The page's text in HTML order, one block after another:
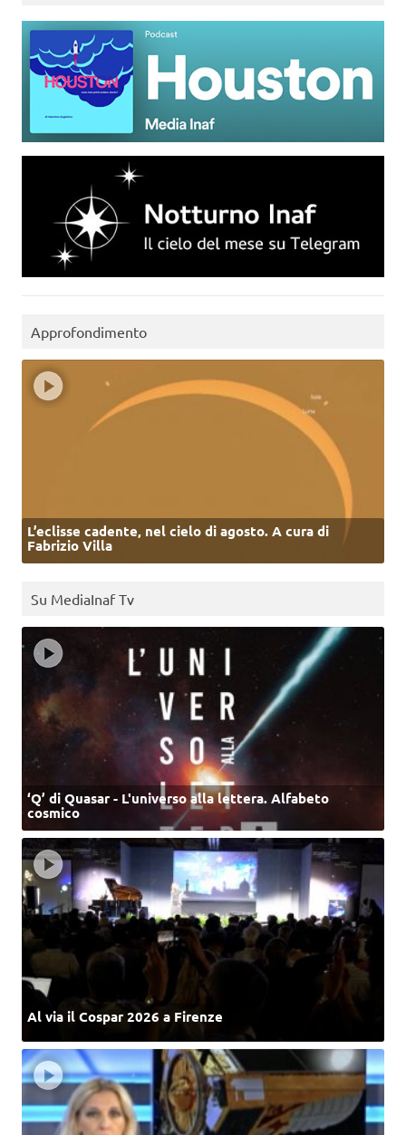
Approfondimento
L’eclisse cadente, nel cielo di agosto. A cura di
Fabrizio Villa
Su MediaInaf Tv
‘Q’ di Quasar - L'universo alla lettera. Alfabeto
cosmico
Al via il Cospar 2026 a Firenze